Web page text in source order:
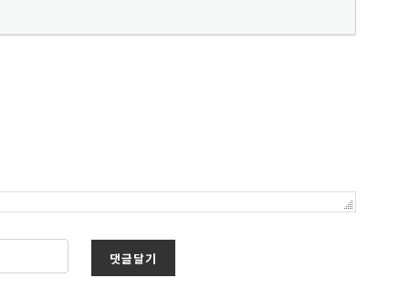
댓글달기